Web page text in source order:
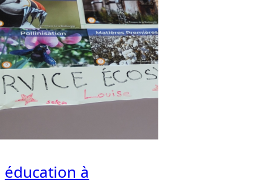
éducation à